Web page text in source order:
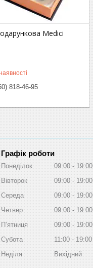
Medici
818-46-95
Графік роботи
Понеділок 09:00
19:00
Вівторок
09:00
19:00
Середа
09:00
19:00
Четвер
09:00
19:00
Пʼятниця
09:00
19:00
Субота
11:00
19:00
Неділя
Вихідний